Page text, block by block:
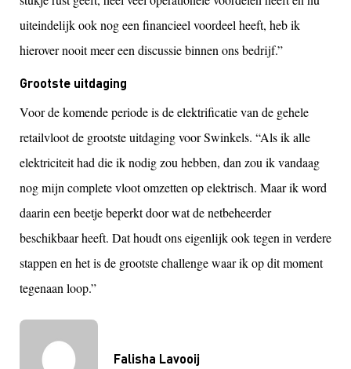
Falisha Lavooij
uiteindelijk ook nog een financieel voordeel heeft, heb ik
hierover nooit meer een discussie binnen ons bedrijf.”
Grootste uitdaging
Voor de komende periode is de elektrificatie van de gehele
retailvloot de grootste uitdaging voor Swinkels. “Als ik alle
elektriciteit had die ik nodig zou hebben, dan zou ik vandaag
nog mijn complete vloot omzetten op elektrisch. Maar ik word
daarin een beetje beperkt door wat de netbeheerder
beschikbaar heeft. Dat houdt ons eigenlijk ook tegen in verdere
stappen en het is de grootste challenge waar ik op dit moment
tegenaan loop.”